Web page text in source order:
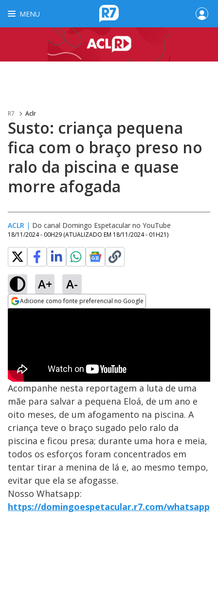
MENU
R7 Aclr
Susto: criança pequena
fica com o braço preso no
ralo da piscina e quase
morre afogada
ACLR | Do canal Domingo Espetacular no YouTube
18/11/2024 - 00H29 (ATUALIZADO EM 18/11/2024 - 01H21)
A+ A-
Adicione como fonte preferencial no Google
Acompanhe nesta reportagem a luta de uma
mãe para salvar a pequena Eloá, de um ano e
oito meses, de um afogamento na piscina. A
criança teve o braço sugado pelo ralo da
piscina e ficou presa; durante uma hora e meia,
todos os esforços foram concentrados em
tentar tirar a menina de lá e, ao mesmo tempo,
evitar que ela se afogasse.
Nosso Whatsapp:
https://domingoespetacular.r7.com/whatsapp